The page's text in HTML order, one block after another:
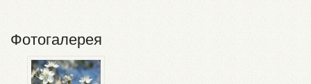
Фотогалерея